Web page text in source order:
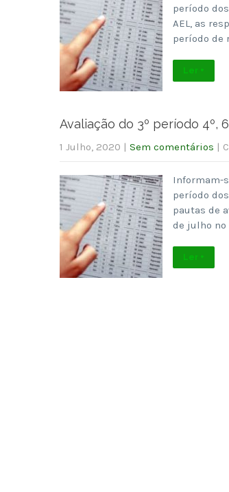
período dos
AEL, as
período de
Ler +
Avaliação do 3º período 4º,
1 Julho, 2020 | Sem comentários |
Informam-
período
pautas de
de julho
Ler +